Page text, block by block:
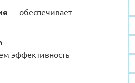
— обеспечивает
эффективность